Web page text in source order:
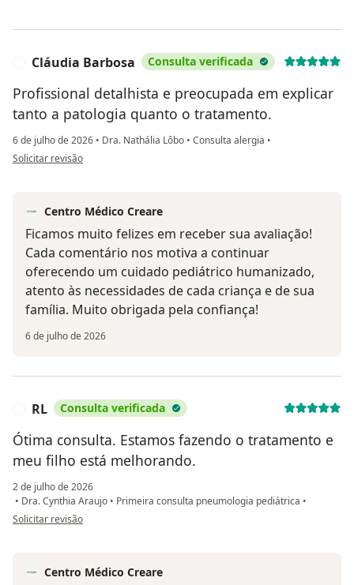
Cláudia Barbosa Consulta verificada
Profissional detalhista e preocupada em explicar
tanto a patologia quanto o tratamento.
6 de julho de 2026 • Dra. Nathália Lôbo • Consulta alergia •
na opinião do utilizador Cláudia Barbosa
Solicitar revisão
Centro Médico Creare
Ficamos muito felizes em receber sua avaliação!
Cada comentário nos motiva a continuar
oferecendo um cuidado pediátrico humanizado,
atento às necessidades de cada criança e de sua
família. Muito obrigada pela confiança!
6 de julho de 2026
RL Consulta verificada
Ótima consulta. Estamos fazendo o tratamento e
meu filho está melhorando.
2 de julho de 2026
• Dra. Cynthia Araujo • Primeira consulta pneumologia pediátrica •
na opinião do utilizador RL
Solicitar revisão
Centro Médico Creare